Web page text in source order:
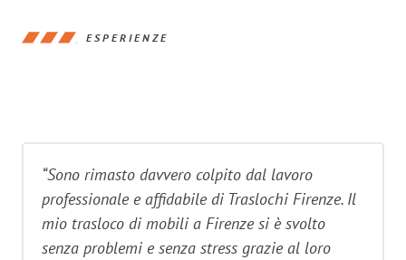
ESPERIENZE
“Sono rimasto davvero colpito dal lavoro
professionale e affidabile di Traslochi Firenze. Il
mio trasloco di mobili a Firenze si è svolto
senza problemi e senza stress grazie al loro